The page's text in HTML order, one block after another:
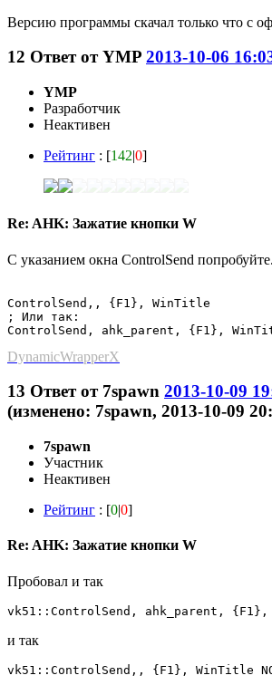
Версию программы скачал только что с
12 Ответ отYMP 2013-10-06
YMP
Разработчик
Неактивен
Рейтинг : [142|0]
Re: AHK: Зажатие кнопки W
С указанием окна ControlSend попробуйте.
ControlSend,, {F1}, WinTitle
; Или так:
DynamicWrapperX
13 Ответ от 7spawn 2013-10-09
(изменено: 7spawn, 2013-10-09
7spawn
Участник
Неактивен
Рейтинг : [0|0]
Re: AHK: Зажатие кнопки W
Пробовал и так
vk51::ControlSend, ahk_parent, {F1},
и так
vk51::ControlSend,, {F1}, WinTitle